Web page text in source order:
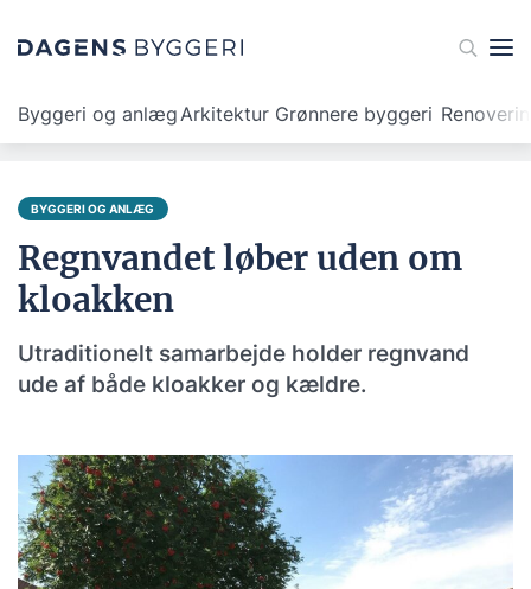
Byggeri og anlægArkitektur Grønnere byggeri
BYGGERI OG ANLÆG
Regnvandet løber uden om
kloakken
Utraditionelt samarbejde holder regnvand
ude af både kloakker og kældre.